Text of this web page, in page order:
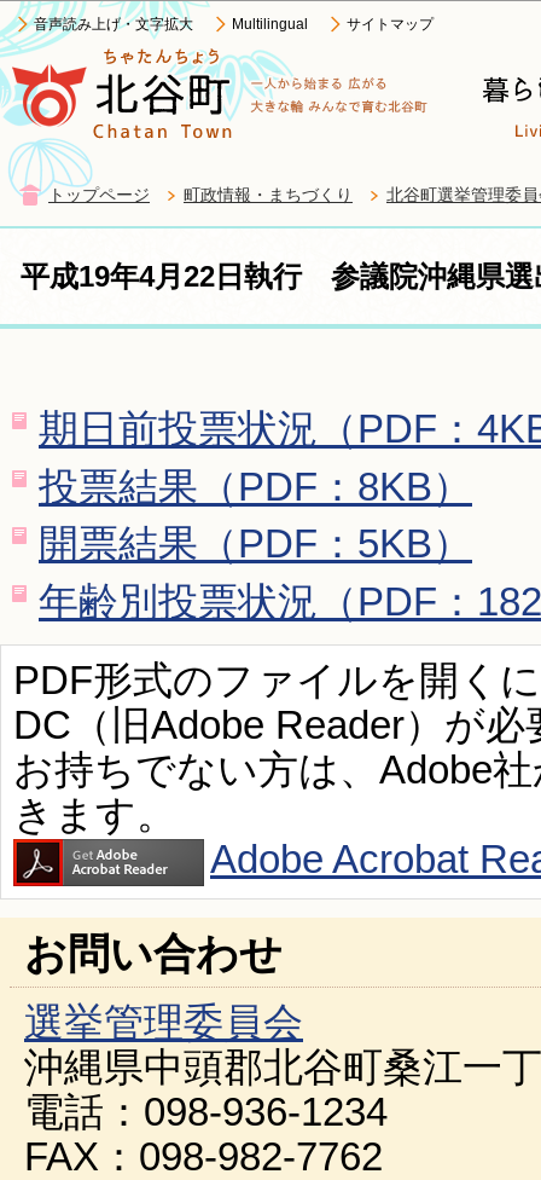
音声読み上げ・文字拡大 Multilingual サイトマップ
トップページ 町政情報・まちづくり 北谷町選挙管理委
平成19年4月22日執行 参議院沖縄県選
期日前投票状況（PDF：
投票結果（PDF：8KB）
開票結果（PDF：5KB）
年齢別投票状況（PDF：
PDF形式のファイルを開く
DC（旧Adobe Reader）が必
お持ちでない方は、Adobe
きます。
Adobe Acrobat
お問い合わせ
選挙管理委員会
沖縄県中頭郡北谷町桑江一
電話：098-936-1234
FAX：098-982-7762